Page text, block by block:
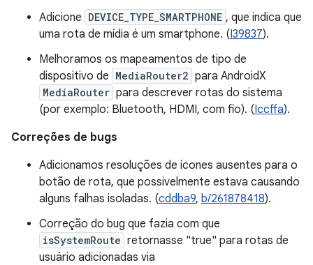
Adicione DEVICE_TYPE_SMARTPHONE , que indica que
uma rota de mídia é um smartphone. (I39837).
Melhoramos os mapeamentos de tipo de
dispositivo de MediaRouter2 para AndroidX
MediaRouter para descrever rotas do sistema
(por exemplo: Bluetooth, HDMI, com fio). (Iccffa).
Correções de bugs
Adicionamos resoluções de ícones ausentes para o
botão de rota, que possivelmente estava causando
alguns falhas isoladas. (cddba9, b/261878418).
Correção do bug que fazia com que
isSystemRoute retornasse "true" para rotas de
usuário adicionadas via